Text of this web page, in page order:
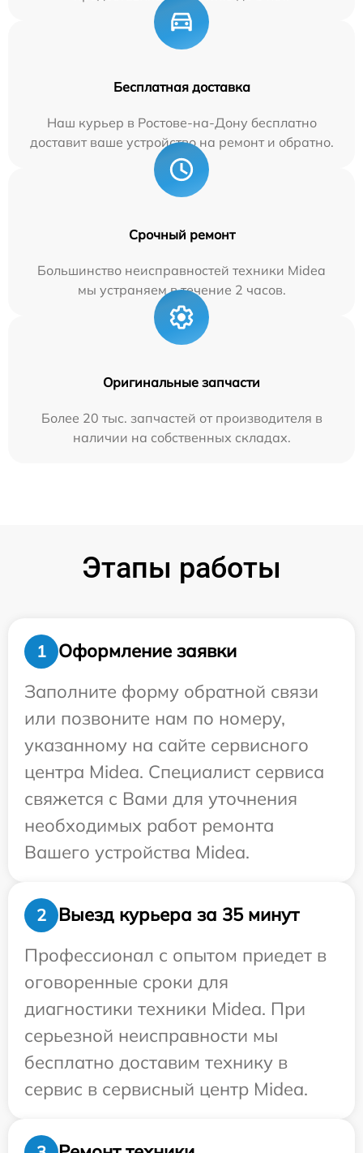
Бесплатная доставка
Наш курьер в Ростове-на-Дону бесплатно
доставит ваше устройство на ремонт и обратно.
Срочный ремонт
Большинство неисправностей техники Midea
мы устраняем в течение 2 часов.
Оригинальные запчасти
Более 20 тыс. запчастей от производителя в
наличии на собственных складах.
Этапы работы
1
Оформление заявки
Заполните форму обратной связи
или позвоните нам по номеру,
указанному на сайте сервисного
центра Midea. Специалист сервиса
свяжется с Вами для уточнения
необходимых работ ремонта
Вашего устройства Midea.
2
Выезд курьера за 35 минут
Профессионал с опытом приедет в
оговоренные сроки для
диагностики техники Midea. При
серьезной неисправности мы
бесплатно доставим технику в
сервис в сервисный центр Midea.